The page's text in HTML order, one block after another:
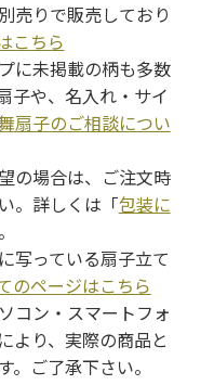
売りで販売しており
こちら
に未掲載の柄も多数
子や、名入れ・サイ
扇子のご相談につい
の場合は、ご注文時
。詳しくは「包装に
写っている扇子立て
のページはこちら
コン・スマートフォ
より、実際の商品と
。ご了承下さい。